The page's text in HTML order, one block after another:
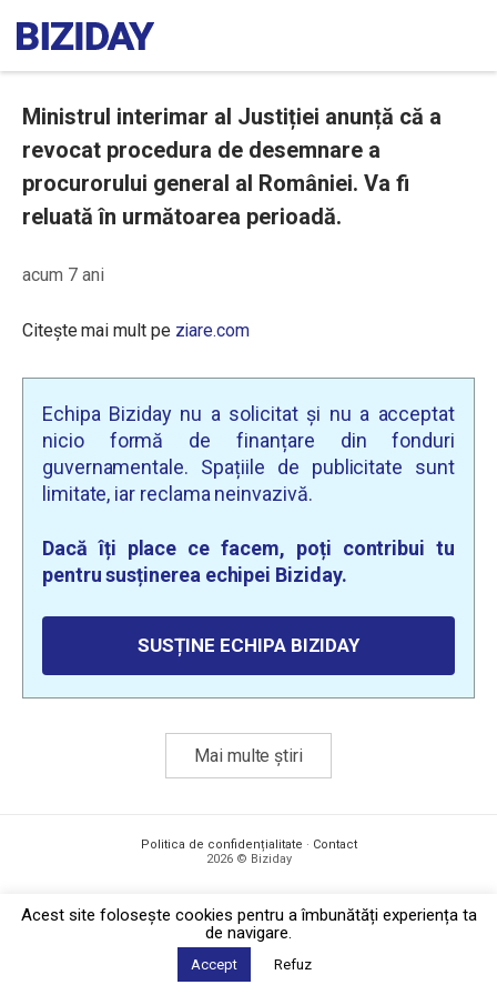
Ministrul interimar al Justiției anunță că a
revocat procedura de desemnare a
procurorului general al României. Va fi
reluată în următoarea perioadă.
acum 7 ani
Citește mai mult pe ziare.com
Echipa Biziday nu a solicitat și nu a acceptat
nicio formă de finanțare din fonduri
guvernamentale. Spațiile de publicitate sunt
limitate, iar reclama neinvazivă.
Dacă îți place ce facem, poți contribui tu
pentru susținerea echipei Biziday.
SUSȚINE ECHIPA BIZIDAY
Mai multe știri
Politica de confidențialitate · Contact
2026 © Biziday
Acest site foloseşte cookies pentru a îmbunătăți experiența ta
de navigare.
Accept Refuz